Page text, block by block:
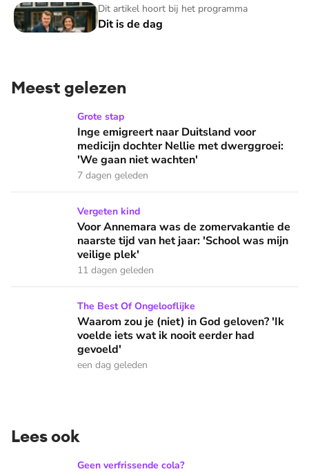
Dit artikel hoort bij het programma
Dit is de dag
Dit is de dag
Meest gelezen
Inge emigreert naar Duitsland voor medicijn dochter
Grote stap
Inge emigreert naar Duitsland voor
medicijn dochter Nellie met dwerggroei:
'We gaan niet wachten'
7 dagen geleden
Voor Annemara was de zomervakantie de naarste tijd van
Vergeten kind
Voor Annemara was de zomervakantie de
naarste tijd van het jaar: 'School was mijn
veilige plek'
11 dagen geleden
Waarom zou je (niet) in God geloven? 'Ik voelde iets wat
The Best Of Ongelooflijke
Waarom zou je (niet) in God geloven? 'Ik
voelde iets wat ik nooit eerder had
gevoeld'
een dag geleden
Lees ook
Onbeperkt frisdrank tappen in de Efteling: 'Een beker
Geen verfrissende cola?